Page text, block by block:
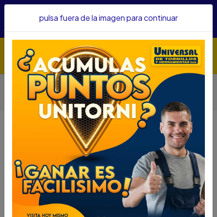
confianza&nbsp;Recibe un KIT PARRILLERO por compras
Inicio Herramientas
Herramienta Manual
Otras Herramientas Manuales
BISTURI SATA ESTANDAR ST93426SC
BISTURI SATA ESTANDAR
ST93426SC
DESCRIPCIÓN
UTH 40160007
BISTURI SATA ESTANDAR ST93426SC
DESCRIPCION:
pulsa fuera de la imagen para continuar